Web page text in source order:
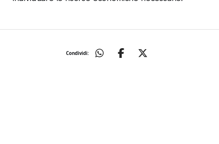
Condividi: